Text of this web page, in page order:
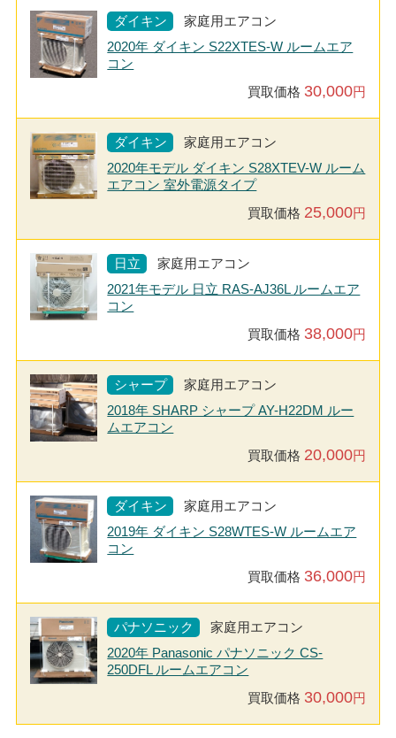
ダイキン
家庭用エアコン
2020年 ダイキン S22XTES-W ルームエア
コン
買取価格 30,000円
ダイキン
家庭用エアコン
2020年モデル ダイキン S28XTEV-W ルーム
エアコン 室外電源タイプ
買取価格 25,000円
日立
家庭用エアコン
2021年モデル 日立 RAS-AJ36L ルームエア
コン
買取価格 38,000円
シャープ
家庭用エアコン
2018年 SHARP シャープ AY-H22DM ルー
ムエアコン
買取価格 20,000円
ダイキン
家庭用エアコン
2019年 ダイキン S28WTES-W ルームエア
コン
買取価格 36,000円
パナソニック
家庭用エアコン
2020年 Panasonic パナソニック CS-
250DFL ルームエアコン
買取価格 30,000円